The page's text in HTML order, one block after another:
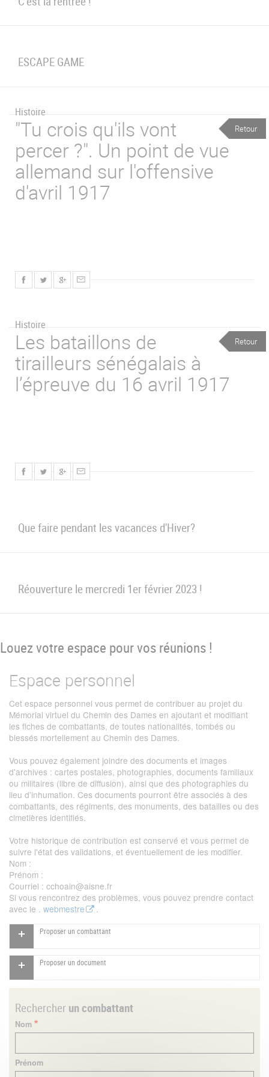
ESCAPE GAME
Histoire
Retour
"Tu crois qu'ils vont
percer ?". Un point de vue
allemand sur l'offensive
d'avril 1917
Histoire
Retour
Les bataillons de
tirailleurs sénégalais à
l’épreuve du 16 avril 1917
Que faire pendant les vacances d'Hiver?
Réouverture le mercredi 1er février 2023 !
Louez votre espace pour vos réunions !
Espace personnel
Cet espace personnel vous permet de contribuer au projet du
Mémorial virtuel du Chemin des Dames en ajoutant et modifiant
les fiches de combattants, de toutes nationalités, tombés ou
blessés mortellement au Chemin des Dames.
Vous pouvez également joindre des documents et images
d'archives : cartes postales, photographies, documents familiaux
ou militaires (libre de diffusion), ainsi que des photographies du
lieu d'inhumation. Ces documents pourront être associés à des
combattants, des régiments, des monuments, des batailles ou des
cimetières identifiés.
Votre historique de contribution est conservé et vous permet de
suivre l'état des validations, et éventuellement de les modifier.
Nom :
Prénom :
Courriel : cchoain@aisne.fr
Si vous rencontrez des problèmes, vous pouvez prendre contact
avec le . webmestre .
Proposer un combattant
Proposer un document
Rechercher un combattant
Nom
Prénom